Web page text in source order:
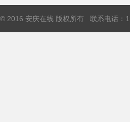
© 2016 安庆在线 版权所有 联系电话